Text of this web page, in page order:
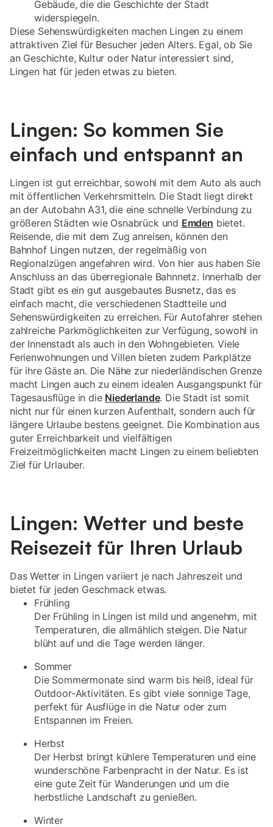
Gebäude, die die Geschichte der Stadt
widerspiegeln.
Diese Sehenswürdigkeiten machen Lingen zu einem
attraktiven Ziel für Besucher jeden Alters. Egal, ob Sie
an Geschichte, Kultur oder Natur interessiert sind,
Lingen hat für jeden etwas zu bieten.
Lingen: So kommen Sie
einfach und entspannt an
Lingen ist gut erreichbar, sowohl mit dem Auto als auch
mit öffentlichen Verkehrsmitteln. Die Stadt liegt direkt
an der Autobahn A31, die eine schnelle Verbindung zu
größeren Städten wie Osnabrück und Emden bietet.
Reisende, die mit dem Zug anreisen, können den
Bahnhof Lingen nutzen, der regelmäßig von
Regionalzügen angefahren wird. Von hier aus haben Sie
Anschluss an das überregionale Bahnnetz. Innerhalb der
Stadt gibt es ein gut ausgebautes Busnetz, das es
einfach macht, die verschiedenen Stadtteile und
Sehenswürdigkeiten zu erreichen. Für Autofahrer stehen
zahlreiche Parkmöglichkeiten zur Verfügung, sowohl in
der Innenstadt als auch in den Wohngebieten. Viele
Ferienwohnungen und Villen bieten zudem Parkplätze
für ihre Gäste an. Die Nähe zur niederländischen Grenze
macht Lingen auch zu einem idealen Ausgangspunkt für
Tagesausflüge in die Niederlande. Die Stadt ist somit
nicht nur für einen kurzen Aufenthalt, sondern auch für
längere Urlaube bestens geeignet. Die Kombination aus
guter Erreichbarkeit und vielfältigen
Freizeitmöglichkeiten macht Lingen zu einem beliebten
Ziel für Urlauber.
Lingen: Wetter und beste
Reisezeit für Ihren Urlaub
Das Wetter in Lingen variiert je nach Jahreszeit und
bietet für jeden Geschmack etwas.
Frühling
Der Frühling in Lingen ist mild und angenehm, mit
Temperaturen, die allmählich steigen. Die Natur
blüht auf und die Tage werden länger.
Sommer
Die Sommermonate sind warm bis heiß, ideal für
Outdoor-Aktivitäten. Es gibt viele sonnige Tage,
perfekt für Ausflüge in die Natur oder zum
Entspannen im Freien.
Herbst
Der Herbst bringt kühlere Temperaturen und eine
wunderschöne Farbenpracht in der Natur. Es ist
eine gute Zeit für Wanderungen und um die
herbstliche Landschaft zu genießen.
Winter